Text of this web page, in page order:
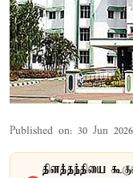
Published on: 30 Jun
தினத்தந்தியை